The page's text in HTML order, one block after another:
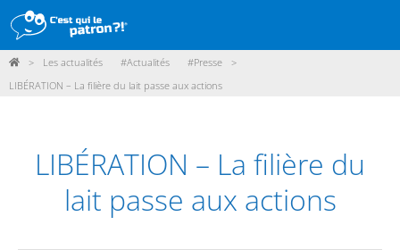
DÉMARCHE
POINTS DE VENTE
> Les actualités #Actualités #Presse
>
LIBÉRATION – La filière du lait passe aux actions
LIBÉRATION – La filière du
lait passe aux actions